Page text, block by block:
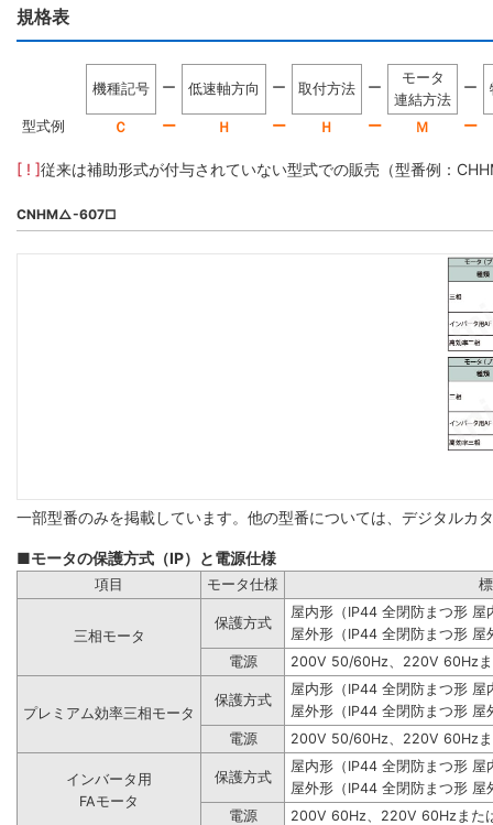
規格表
機種記号 ー 低速軸方向 ー 取付方法 ー
モータ
連結方法
ー
型式例 Ｃ ー Ｈ ー Ｈ ー Ｍ ー
[ ! ]従来は補助形式が付与されていない型式での販売（型番例：
CNHM△-607□
一部型番のみを掲載しています。他の型番については、デジタルカ
■モータの保護方式（IP）と電源仕様
項目 モータ仕様
三相モータ
保護方式
屋内形（IP44 全閉防まつ形 屋
屋外形（IP44 全閉防まつ形 屋
電源
200V 50/60Hz、220V 60Hz
プレミアム効率三相モータ
保護方式
屋内形（IP44 全閉防まつ形 屋
屋外形（IP44 全閉防まつ形 屋
電源
200V 50/60Hz、220V 60Hz
インバータ用
FAモータ
保護方式
屋内形（IP44 全閉防まつ形 屋
屋外形（IP44 全閉防まつ形 屋
電源
200V 60Hz、220V 60Hzまた